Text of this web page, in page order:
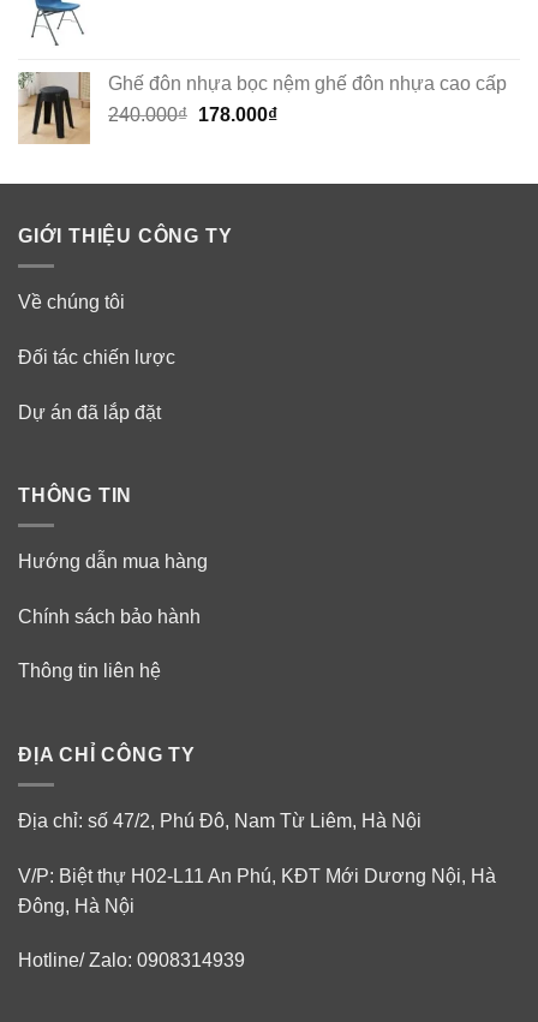
Ghế đôn nhựa bọc nệm ghế đôn nhựa cao cấp
240.000₫ Original
240.000₫.
178.000₫Current
178.000₫.
GIỚI THIỆU CÔNG TY
Về chúng tôi
Đối tác chiến lược
Dự án đã lắp đặt
THÔNG TIN
Hướng dẫn mua hàng
Chính sách bảo hành
Thông tin liên hệ
ĐỊA CHỈ CÔNG TY
Địa chỉ: số 47/2, Phú Đô, Nam Từ Liêm, Hà Nội
V/P: Biệt thự H02-L11 An Phú, KĐT Mới Dương Nội, Hà
Đông, Hà Nội
Hotline/ Zalo: 0908314939